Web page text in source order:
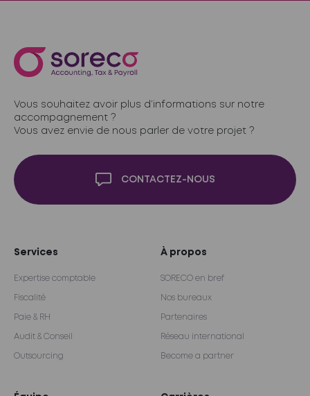
Vous souhaitez avoir plus d’informations sur notre
accompagnement ?
Vous avez envie de nous parler de votre projet ?
CONTACTEZ-NOUS
Services
Expertise comptable
Fiscalité
Paie & RH
Audit & Conseil
Outsourcing
À propos
SORECO en bref
Nos bureaux
Partenaires
Réseau international
Become a partner